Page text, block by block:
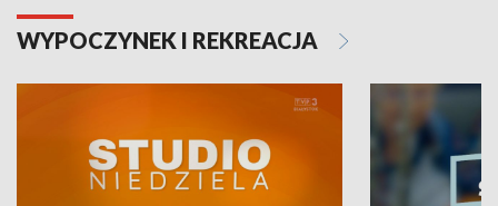
WYPOCZYNEK I REKREACJA